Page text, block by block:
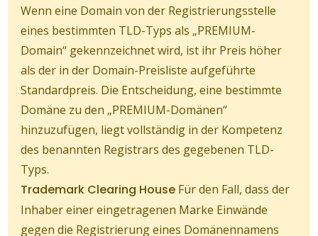
Wenn eine Domain von der Registrierungsstelle
eines bestimmten TLD-Typs als „PREMIUM-
Domain“ gekennzeichnet wird, ist ihr Preis höher
als der in der Domain-Preisliste aufgeführte
Standardpreis. Die Entscheidung, eine bestimmte
Domäne zu den „PREMIUM-Domänen“
hinzuzufügen, liegt vollständig in der Kompetenz
des benannten Registrars des gegebenen TLD-
Typs.
Trademark Clearing House Für den Fall, dass der
Inhaber einer eingetragenen Marke Einwände
gegen die Registrierung eines Domänennamens